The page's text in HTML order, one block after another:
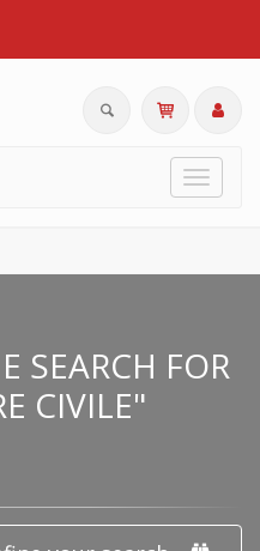
Toggle
SEARCH FOR
CIVILE"